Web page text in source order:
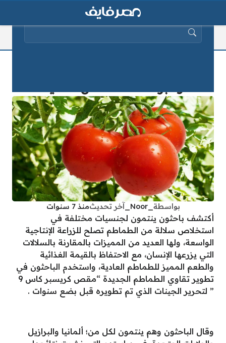
بواسطة _Noor_ آخر تحديثمنذ 7 سنوات
أكتشف باحثون ينتمون لجنسيات مختلفة في
استخلاص سلالة من الطماطم تصلح للزراعة الإنتاجية
الواسعة، ولها العديد من المميزات بالمقارنة بالسلالات
التي يزرعها الإنسان، مع الاحتفاظ بالقيمة الغذائية
والطعم المميز للطماطم العادية، واستخدم الباحثون في
تطوير تقاوي الطماطم الجديدة “مقص كريسبر كاس 9
” لتحرير الجينات الذي تم تطويره قبل بضع سنوات .
وقال الباحثون وهم ينتمون لكل من؛ ألمانيا والبرازيل
البحث عن: